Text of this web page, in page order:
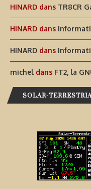
HINARD dans TR8CR
HINARD dans
HINARD dans
michel dans FT2, la
SOLAR-